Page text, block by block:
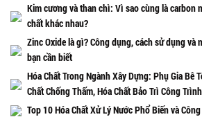
Kim cương và than chì: Vì sao cùng là carbon
chất khác nhau?
Zinc Oxide là gì? Công dụng, cách sử dụng và
bạn cần biết
Hóa Chất Trong Ngành Xây Dựng: Phụ Gia Bê
Chất Chống Thấm, Hóa Chất Bảo Trì Công Trình
Top 10 Hóa Chất Xử Lý Nước Phổ Biến và